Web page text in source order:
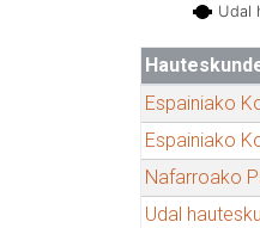
Udal
Espainiako
Espainiako
Nafarroako
Udal